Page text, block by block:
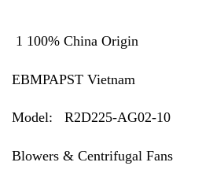
1 100% China Origin
EBMPAPST Vietnam
Model: R2D225-AG02-10
Blowers &